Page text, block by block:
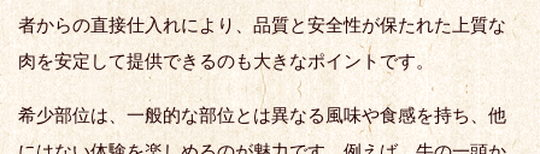
者からの直接仕入れにより、品質と安全性が保たれた上質な
肉を安定して提供できるのも大きなポイントです。
希少部位は、一般的な部位とは異なる風味や食感を持ち、他